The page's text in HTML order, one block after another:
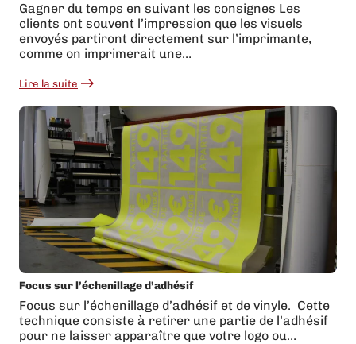
Gagner du temps en suivant les consignes Les
clients ont souvent l’impression que les visuels
envoyés partiront directement sur l’imprimante,
comme on imprimerait une…
Lire la suite
:
préparer
ses
fichiers
d’impression
Focus sur l’échenillage d’adhésif
Focus sur l’échenillage d’adhésif et de vinyle. Cette
technique consiste à retirer une partie de l’adhésif
pour ne laisser apparaître que votre logo ou…